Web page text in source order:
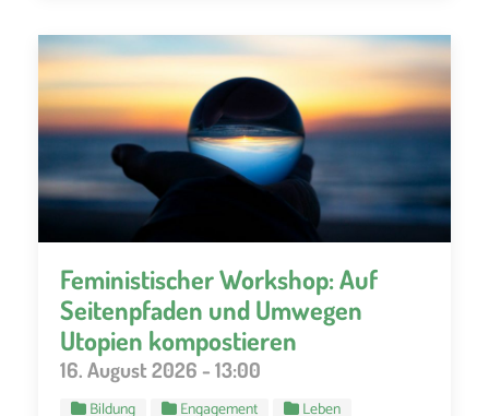
Feministischer Workshop: Auf
Seitenpfaden und Umwegen
Utopien kompostieren
16. August 2026 - 13:00
Bildung Engagement
Leben